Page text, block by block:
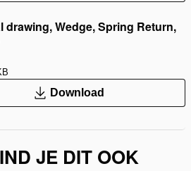
drawing, Wedge, Spring Return,
Download
JE DIT OOK